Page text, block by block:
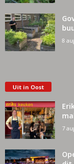
8
Uit in Oost
7